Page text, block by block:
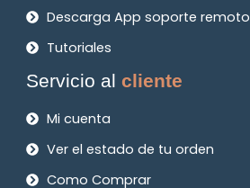
Descarga App soporte remoto
Tutoriales
Servicio alcliente
Mi cuenta
Ver el estado de tu orden
Como Comprar